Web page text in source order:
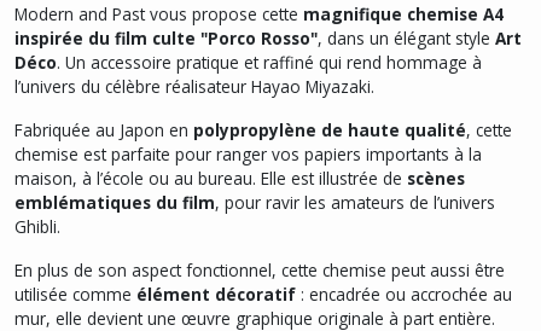
Modern and Past vous propose cette magnifique chemise A4
inspirée du film culte "Porco Rosso", dans un élégant style Art
Déco. Un accessoire pratique et raffiné qui rend hommage à
l’univers du célèbre réalisateur Hayao Miyazaki.
Fabriquée au Japon en polypropylène de haute qualité, cette
chemise est parfaite pour ranger vos papiers importants à la
maison, à l’école ou au bureau. Elle est illustrée de scènes
emblématiques du film, pour ravir les amateurs de l’univers
Ghibli.
En plus de son aspect fonctionnel, cette chemise peut aussi être
utilisée comme élément décoratif : encadrée ou accrochée au
mur, elle devient une œuvre graphique originale à part entière.